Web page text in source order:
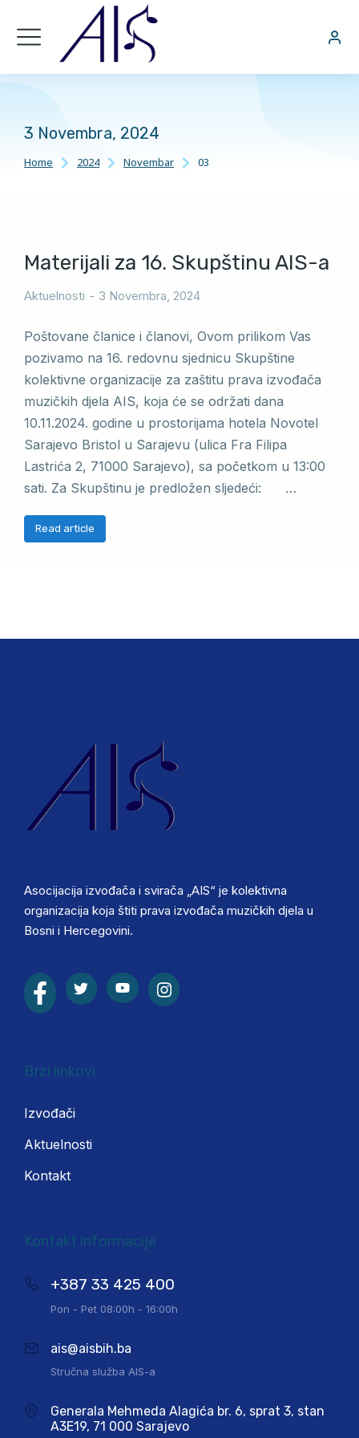
3 Novembra, 2024
You are here:
Home 2024 Novembar 03
Materijali za 16. Skupštinu AIS-a
Aktuelnosti 3 Novembra, 2024
Poštovane članice i članovi, Ovom prilikom Vas
pozivamo na 16. redovnu sjednicu Skupštine
kolektivne organizacije za zaštitu prava izvođača
muzičkih djela AIS, koja će se održati dana
10.11.2024. godine u prostorijama hotela Novotel
Sarajevo Bristol u Sarajevu (ulica Fra Filipa
Lastrića 2, 71000 Sarajevo), sa početkom u 13:00
sati. Za Skupštinu je predložen sljedeći: …
Read article
Asocijacija izvođača i svirača „AIS“ je kolektivna
organizacija koja štiti prava izvođača muzičkih djela u
Bosni i Hercegovini.
Brzi linkovi
Izvođači
Aktuelnosti
Kontakt
Kontakt informacije
+387 33 425 400
Pon - Pet 08:00h - 16:00h
ais@aisbih.ba
Stručna služba AIS-a
Generala Mehmeda Alagića br. 6, sprat 3, stan
A3E19, 71 000 Sarajevo